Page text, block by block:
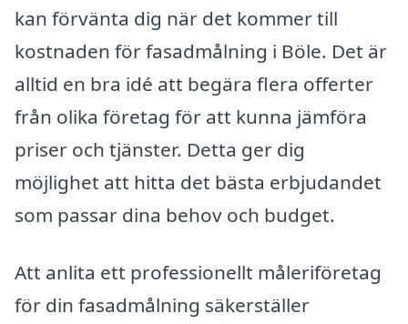
kan förvänta dig när det kommer till
kostnaden för fasadmålning i Böle. Det är
alltid en bra idé att begära flera offerter
från olika företag för att kunna jämföra
priser och tjänster. Detta ger dig
möjlighet att hitta det bästa erbjudandet
som passar dina behov och budget.
Att anlita ett professionellt måleriföretag
för din fasadmålning säkerställer